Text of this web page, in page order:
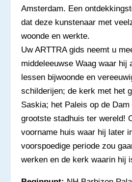
Amsterdam. Een
dat deze kunstenaar met
woonde en werkte.
Uw ARTTRA gids neemt u
middeleeuwse Waag waar hij
lessen bijwoonde en
schilderijen; de kerk met het
Saskia; het Paleis op de Dam
grootste stadhuis ter wereld!
voorname huis waar hij later
voorspoedige periode zou
werken en de kerk waarin hij